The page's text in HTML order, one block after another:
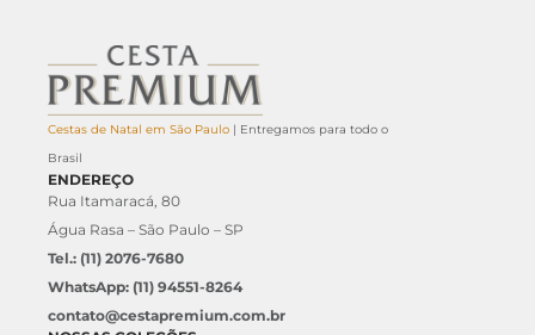
Cestas de Natal em São Paulo | Entregamos para todo o
Brasil
ENDEREÇO
Rua Itamaracá, 80
Água Rasa – São Paulo – SP
Tel.: (11) 2076-7680
WhatsApp: (11) 94551-8264
contato@cestapremium.com.br